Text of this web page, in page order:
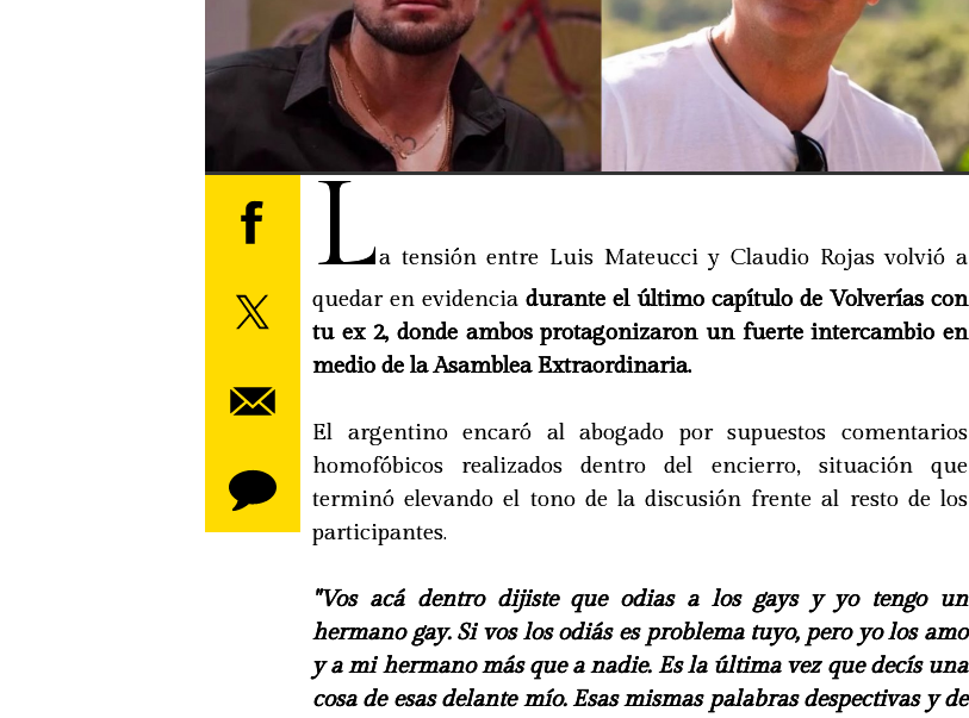
La tensión entre Luis Mateucci y Claudio Rojas volvió a
quedar en evidencia durante el último capítulo de Volverías con
tu ex 2, donde ambos protagonizaron un fuerte intercambio en
medio de la Asamblea Extraordinaria.
El argentino encaró al abogado por supuestos comentarios
homofóbicos realizados dentro del encierro, situación que
terminó elevando el tono de la discusión frente al resto de los
participantes.
"Vos acá dentro dijiste que odias a los gays y yo tengo un
hermano gay. Si vos los odiás es problema tuyo, pero yo los amo
y a mi hermano más que a nadie. Es la última vez que decís una
cosa de esas delante mío. Esas mismas palabras despectivas y de